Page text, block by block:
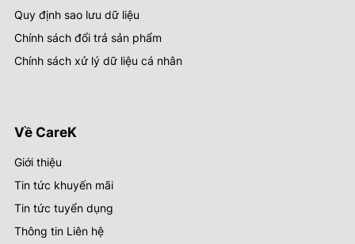
Quy định sao lưu dữ liệu
Chính sách đổi trả sản phẩm
Chính sách xử lý dữ liệu cá nhân
Về CareK
Giới thiệu
Tin tức khuyến mãi
Tin tức tuyển dụng
Thông tin Liên hệ